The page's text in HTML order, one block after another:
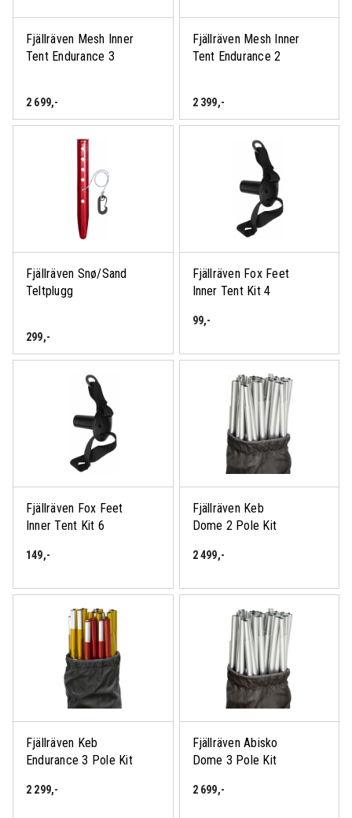
Fjällräven Mesh Inner
Tent Endurance 3
2 699,-
Fjällräven Mesh Inner
Tent Endurance 2
2 399,-
Fjällräven Snø/Sand
Teltplugg
299,-
Fjällräven Fox Feet
Inner Tent Kit 4
99,-
Fjällräven Fox Feet
Inner Tent Kit 6
149,-
Fjällräven Keb
Dome 2 Pole Kit
2 499,-
Fjällräven Keb
Endurance 3 Pole Kit
2 299,-
Fjällräven Abisko
Dome 3 Pole Kit
2 699,-